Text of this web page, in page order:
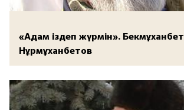
«Адам іздеп жүрмін». Бекмұханбет
Нұрмұханбетов